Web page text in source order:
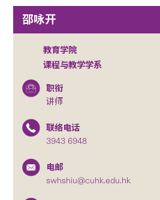
邵咏开
教育学院
课程与教学学系
职衔
讲师
联络电话
3943 6948
电邮
swhshiu@cuhk.edu.hk